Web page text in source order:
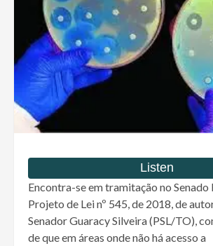
Encontra-se em tramitação no Senado
Projeto de Lei nº 545, de 2018, de
Senador Guaracy Silveira (PSL/TO),
de que em áreas onde não há acesso a